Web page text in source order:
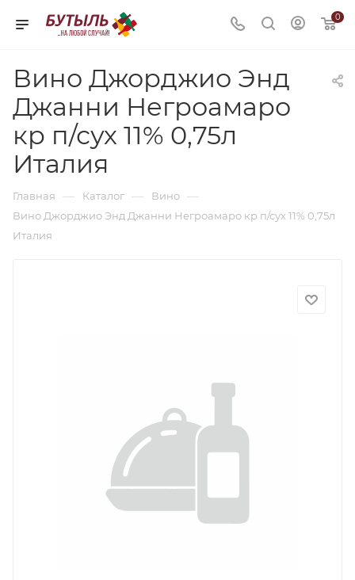
0
Вино Джорджио Энд
Джанни Негроамаро
кр п/сух 11% 0,75л
Италия
Главная — Каталог — Вино —
Вино Джорджио Энд Джанни Негроамаро кр п/сух 11% 0,75л
Италия